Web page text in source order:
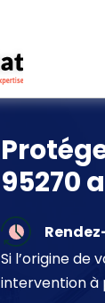
95270
Si l’origine de
intervention à